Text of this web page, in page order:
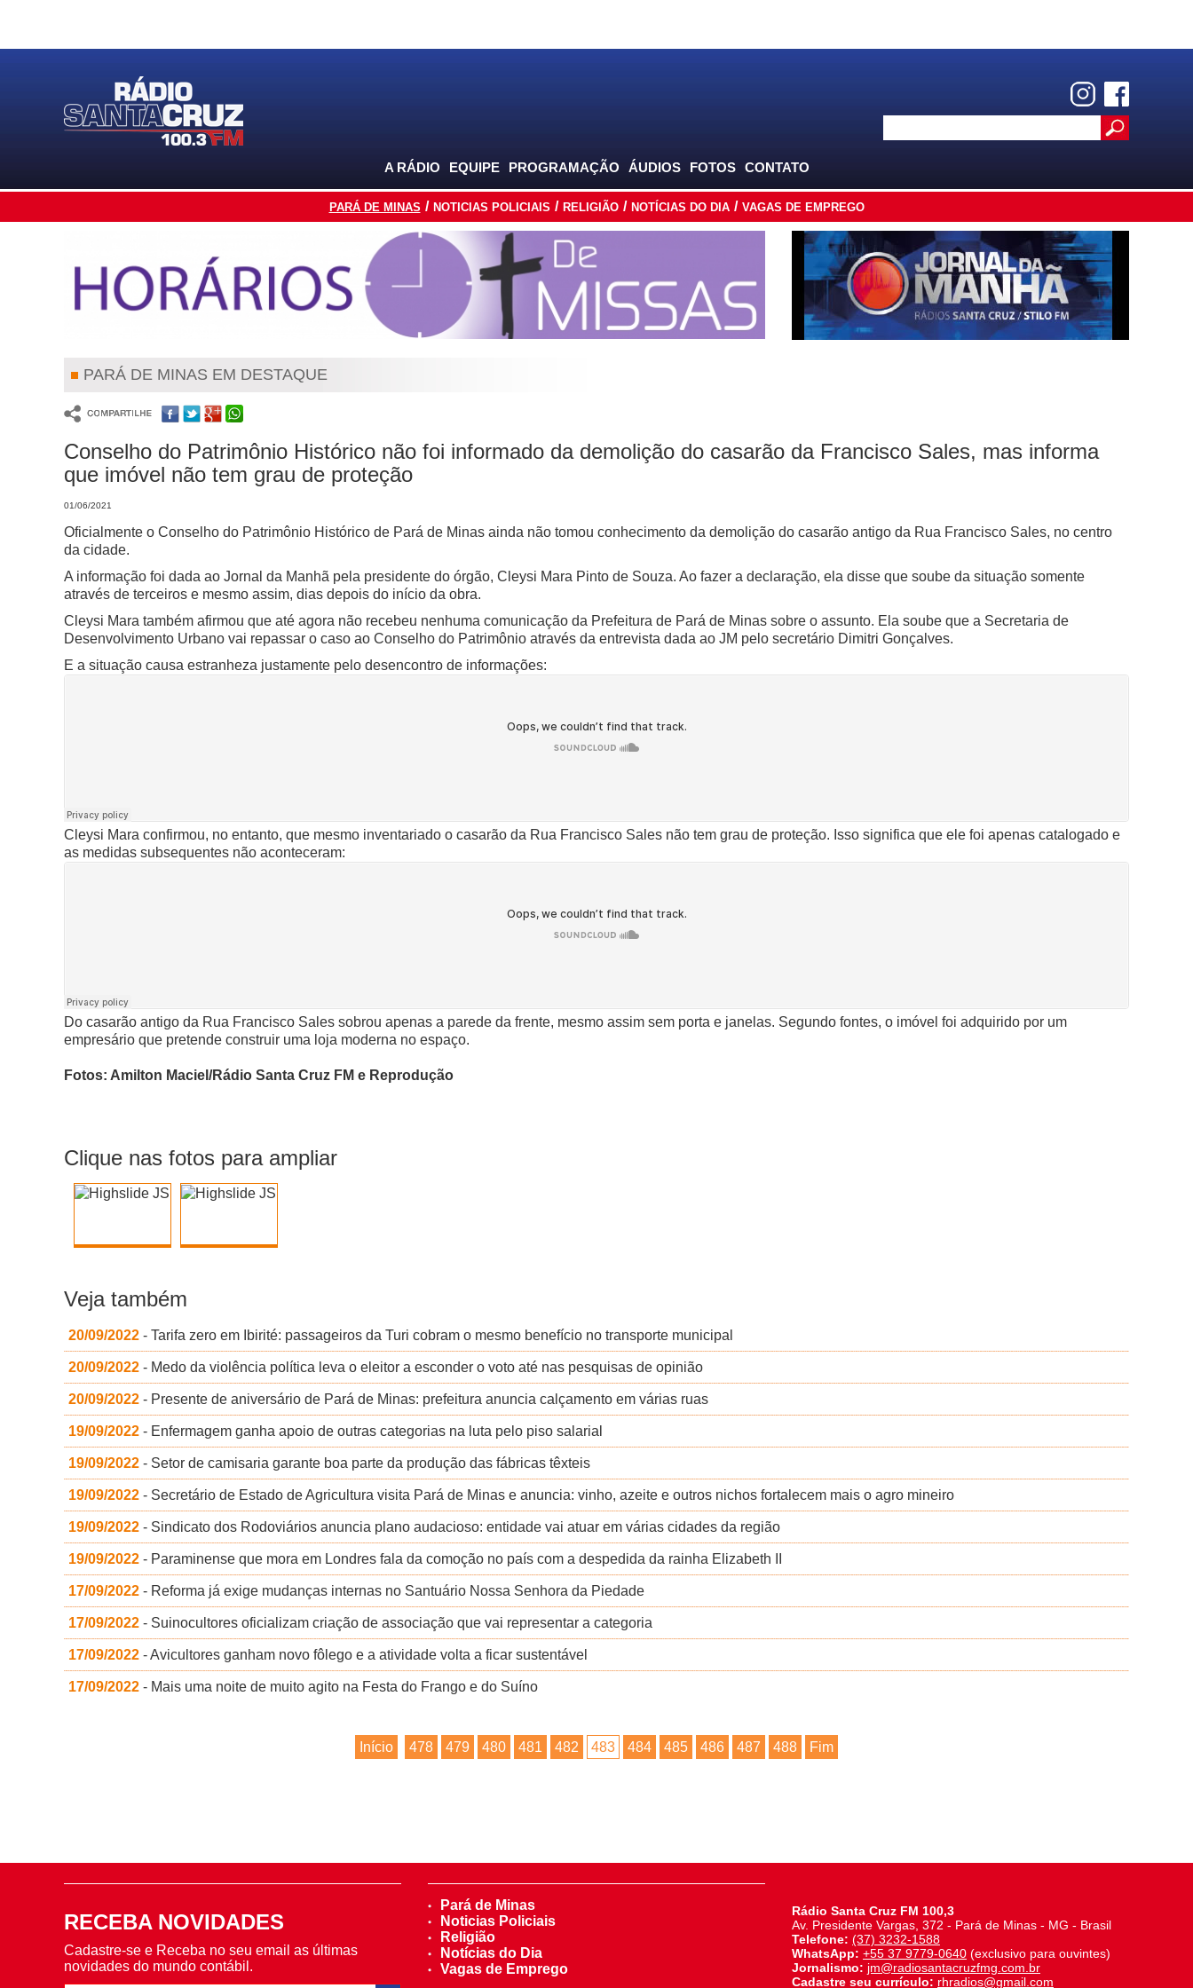
A RÁDIO EQUIPE PROGRAMAÇÃO ÁUDIOS FOTOS CONTATO
PARÁ DE MINAS NOTICIAS POLICIAIS RELIGIÃO NOTÍCIAS DO DIA VAGAS DE EMPREGO
PARÁ DE MINAS EM DESTAQUE
Conselho do Patrimônio Histórico não foi informado da demolição do casarão da Francisco Sales, mas informa
que imóvel não tem grau de proteção
01/06/2021
Oficialmente o Conselho do Patrimônio Histórico de Pará de Minas ainda não tomou conhecimento da demolição do casarão antigo da Rua Francisco Sales, no centro
da cidade.
A informação foi dada ao Jornal da Manhã pela presidente do órgão, Cleysi Mara Pinto de Souza. Ao fazer a declaração, ela disse que soube da situação somente
através de terceiros e mesmo assim, dias depois do início da obra.
Cleysi Mara também afirmou que até agora não recebeu nenhuma comunicação da Prefeitura de Pará de Minas sobre o assunto. Ela soube que a Secretaria de
Desenvolvimento Urbano vai repassar o caso ao Conselho do Patrimônio através da entrevista dada ao JM pelo secretário Dimitri Gonçalves.
E a situação causa estranheza justamente pelo desencontro de informações:
Cleysi Mara confirmou, no entanto, que mesmo inventariado o casarão da Rua Francisco Sales não tem grau de proteção. Isso significa que ele foi apenas catalogado e
as medidas subsequentes não aconteceram:
Do casarão antigo da Rua Francisco Sales sobrou apenas a parede da frente, mesmo assim sem porta e janelas. Segundo fontes, o imóvel foi adquirido por um
empresário que pretende construir uma loja moderna no espaço.
Fotos: Amilton Maciel/Rádio Santa Cruz FM e Reprodução
Clique nas fotos para ampliar
Veja também
20/09/2022 - Tarifa zero em Ibirité: passageiros da Turi cobram o mesmo benefício no transporte municipal
20/09/2022 - Medo da violência política leva o eleitor a esconder o voto até nas pesquisas de opinião
20/09/2022 - Presente de aniversário de Pará de Minas: prefeitura anuncia calçamento em várias ruas
19/09/2022 - Enfermagem ganha apoio de outras categorias na luta pelo piso salarial
19/09/2022 - Setor de camisaria garante boa parte da produção das fábricas têxteis
19/09/2022 - Secretário de Estado de Agricultura visita Pará de Minas e anuncia: vinho, azeite e outros nichos fortalecem mais o agro mineiro
19/09/2022 - Sindicato dos Rodoviários anuncia plano audacioso: entidade vai atuar em várias cidades da região
19/09/2022 - Paraminense que mora em Londres fala da comoção no país com a despedida da rainha Elizabeth II
17/09/2022 - Reforma já exige mudanças internas no Santuário Nossa Senhora da Piedade
17/09/2022 - Suinocultores oficializam criação de associação que vai representar a categoria
17/09/2022 - Avicultores ganham novo fôlego e a atividade volta a ficar sustentável
17/09/2022 - Mais uma noite de muito agito na Festa do Frango e do Suíno
Início 478 479 480 481 482 483 484 485 486 487 488 Fim
RECEBA NOVIDADES
Cadastre-se e Receba no seu email as últimas
novidades do mundo contábil.
Pará de Minas
Noticias Policiais
Religião
Notícias do Dia
Vagas de Emprego
Rádio Santa Cruz FM 100,3
Av. Presidente Vargas, 372 - Pará de Minas - MG - Brasil
Telefone: (37) 3232-1588
WhatsApp: +55 37 9779-0640 (exclusivo para ouvintes)
Jornalismo: jm@radiosantacruzfmg.com.br
Cadastre seu currículo: rhradios@gmail.com